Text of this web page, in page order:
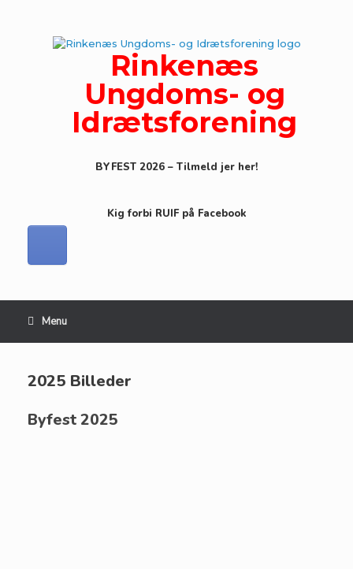
Rinkenæs
Ungdoms- og
Idrætsforening
BYFEST 2026 – Tilmeld jer her!
Kig forbi RUIF på Facebook
Menu
2025 Billeder
Byfest 2025